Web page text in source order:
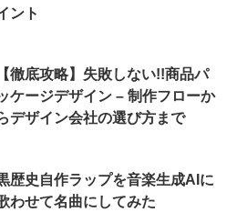
ント
【徹底攻略】失敗しない!!商品パ
ケージデザイン – 制作フローか
デザイン会社の選び方まで
歴史自作ラップを音楽生成AIに
わせて名曲にしてみた